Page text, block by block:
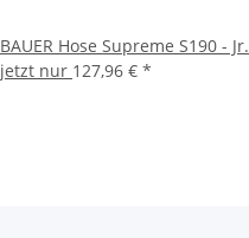
BAUER Hose Supreme S190 - Jr.
jetzt nur 127,96 € *